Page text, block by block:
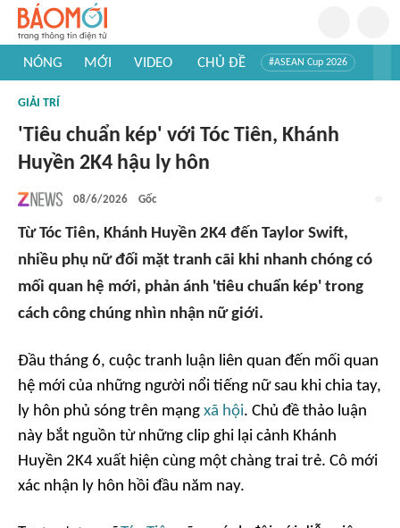
NÓNG MỚI VIDEO CHỦ ĐỀ #ASEAN Cup 2026
#Khám phá thế giới
GIẢI TRÍ
'Tiêu chuẩn kép' với Tóc Tiên, Khánh
Huyền 2K4 hậu ly hôn
08/6/2026 Gốc
Từ Tóc Tiên, Khánh Huyền 2K4 đến Taylor Swift,
nhiều phụ nữ đối mặt tranh cãi khi nhanh chóng có
mối quan hệ mới, phản ánh 'tiêu chuẩn kép' trong
cách công chúng nhìn nhận nữ giới.
Đầu tháng 6, cuộc tranh luận liên quan đến mối quan
hệ mới của những người nổi tiếng nữ sau khi chia tay,
ly hôn phủ sóng trên mạng xã hội. Chủ đề thảo luận
này bắt nguồn từ những clip ghi lại cảnh Khánh
Huyền 2K4 xuất hiện cùng một chàng trai trẻ. Cô mới
xác nhận ly hôn hồi đầu năm nay.